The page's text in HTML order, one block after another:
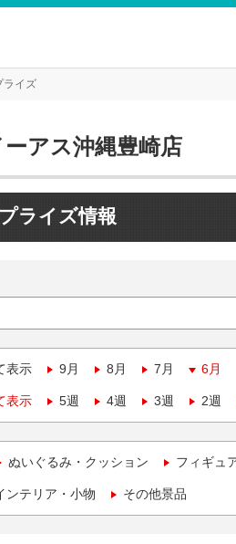
ライズ
アス沖縄豊崎店
ライズ情報
表示 9月 8月 7月 6月
表示 5週 4週 3週 2週
ぬいぐるみ・クッション フィギュ
ンテリア・小物 その他景品